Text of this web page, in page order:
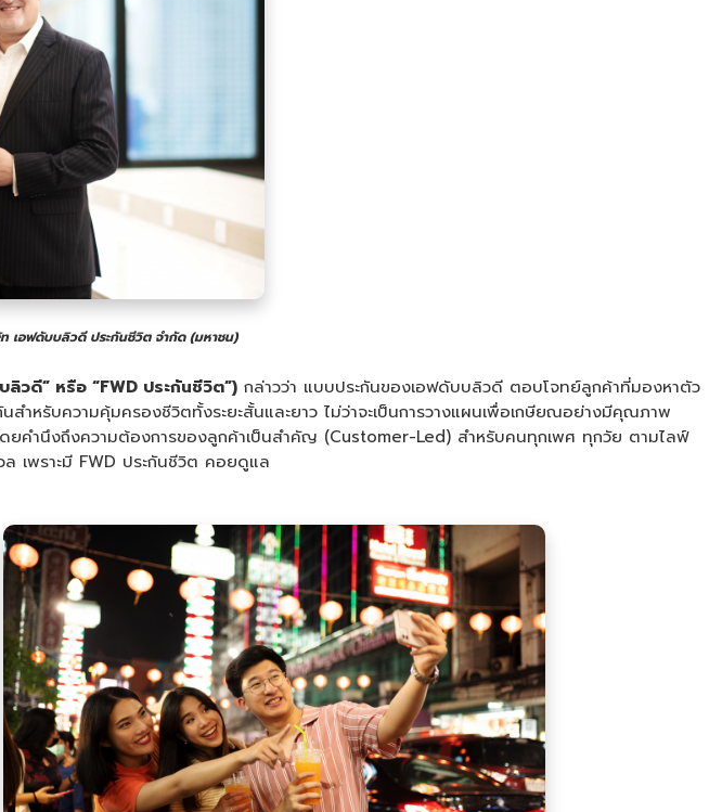
ท เอฟดับบลิวดี ประกันชีวิต จำกัด (มหาชน)
ลิวดี” หรือ “FWD ประกันชีวิต”) กล่าวว่า แบบประกันของเอฟดับบลิวดี ตอบโจทย์ลูกค้าที่มองหาตัว
สำหรับความคุ้มครองชีวิตทั้งระยะสั้นและยาว ไม่ว่าจะเป็นการวางแผนเพื่อเกษียณอย่างมีคุณภาพ
คำนึงถึงความต้องการของลูกค้าเป็นสำคัญ (Customer-Led) สำหรับคนทุกเพศ ทุกวัย ตามไลฟ์
เพราะมี FWD ประกันชีวิต คอยดูแล